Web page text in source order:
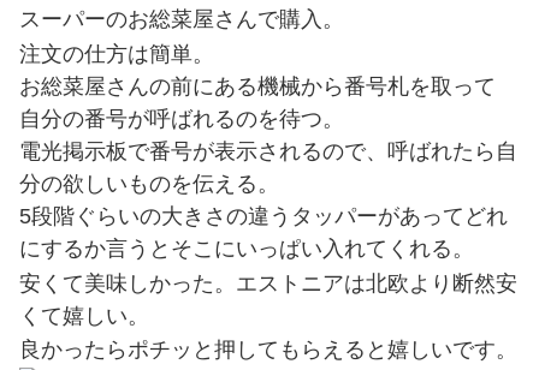
スーパーのお総菜屋さんで購入。
注文の仕方は簡単。
お総菜屋さんの前にある機械から番号札を取って
自分の番号が呼ばれるのを待つ。
電光掲示板で番号が表示されるので、呼ばれたら自
分の欲しいものを伝える。
5段階ぐらいの大きさの違うタッパーがあってどれ
にするか言うとそこにいっぱい入れてくれる。
安くて美味しかった。エストニアは北欧より断然安
くて嬉しい。
良かったらポチッと押してもらえると嬉しいです。